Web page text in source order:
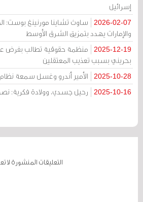
إسرائيل
2026-02-07
ساوث تشاينا مورنينغ بوست:
والإمارات يهدد بتمزيق الشرق الأوسط
2025-12-19
منظمة حقوقية تطالب بفرض
بحريني بسبب تعذيب المعتقلين
2025-10-28 الأمير أندرو وغسل سمعة نظام
2025-10-16 رحيل جسدي، وولادة فكرية: نصر
التعليقات المنشورة لا